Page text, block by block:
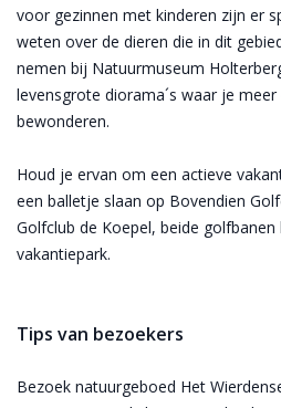
voor gezinnen met kinderen zijn er
weten over de dieren die in dit
nemen bij Natuurmuseum
levensgrote diorama´s waar je
bewonderen.
Houd je ervan om een actieve
een balletje slaan op Bovendien
Golfclub de Koepel, beide
vakantiepark.
Tips van bezoekers
Bezoek natuurgeboed Het